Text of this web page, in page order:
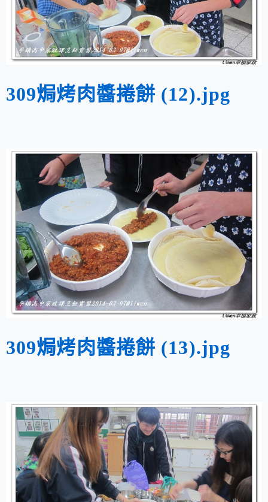
309焗烤肉醬捲餅 (12).jpg
309焗烤肉醬捲餅 (13).jpg